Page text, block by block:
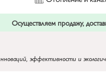
Осуществляем продажу,
эффективности и